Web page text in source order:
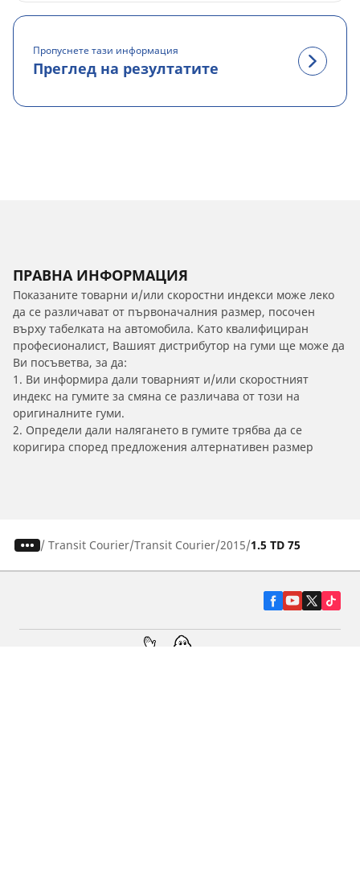
Пропуснете тази информация
Преглед на резултатите
ПРАВНА ИНФОРМАЦИЯ
Показаните товарни и/или скоростни индекси може леко
да се различават от първоначалния размер, посочен
върху табелката на автомобила. Като квалифициран
професионалист, Вашият дистрибутор на гуми ще може да
Ви посъветва, за да:
1. Ви информира дали товарният и/или скоростният
индекс на гумите за смяна се различава от този на
оригиналните гуми.
2. Определи дали налягането в гумите трябва да се
коригира според предложения алтернативен размер
/ Transit Courier Transit Courier 2015 1.5 TD 75